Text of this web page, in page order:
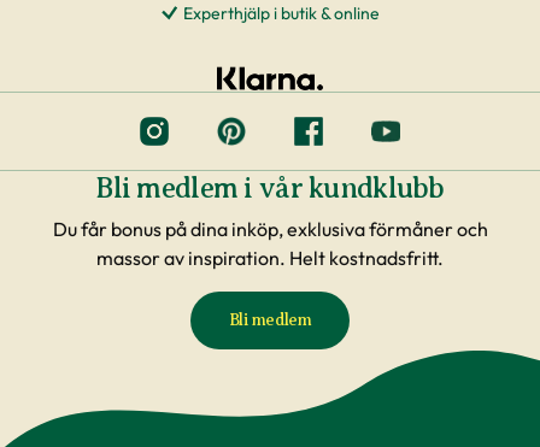
Experthjälp i butik & online
Bli medlem i vår kundklubb
Du får bonus på dina inköp, exklusiva förmåner och
massor av inspiration. Helt kostnadsfritt.
Bli medlem